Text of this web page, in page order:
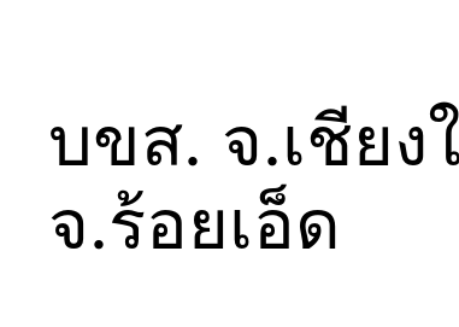
บขส. จ.เชีย
จ.ร้อยเอ็ด